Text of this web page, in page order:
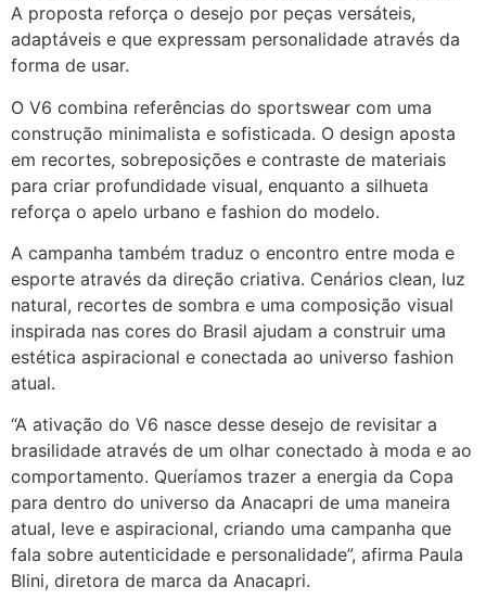
A proposta reforça o desejo por peças versáteis,
adaptáveis e que expressam personalidade através da
forma de usar.
O V6 combina referências do sportswear com uma
construção minimalista e sofisticada. O design aposta
em recortes, sobreposições e contraste de materiais
para criar profundidade visual, enquanto a silhueta
reforça o apelo urbano e fashion do modelo.
A campanha também traduz o encontro entre moda e
esporte através da direção criativa. Cenários clean, luz
natural, recortes de sombra e uma composição visual
inspirada nas cores do Brasil ajudam a construir uma
estética aspiracional e conectada ao universo fashion
atual.
“A ativação do V6 nasce desse desejo de revisitar a
brasilidade através de um olhar conectado à moda e ao
comportamento. Queríamos trazer a energia da Copa
para dentro do universo da Anacapri de uma maneira
atual, leve e aspiracional, criando uma campanha que
fala sobre autenticidade e personalidade”, afirma Paula
Blini, diretora de marca da Anacapri.